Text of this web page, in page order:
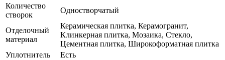
Количество
створок
Одностворчатый
Отделочный
материал
Керамическая плитка, Керамогранит,
Клинкерная плитка, Мозаика, Стекло,
Цементная плитка, Широкоформатная плитка
Уплотнитель
Есть